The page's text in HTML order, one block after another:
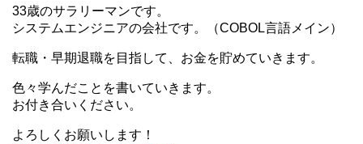
33歳のサラリーマンです。
システムエンジニアの会社です。（COBOL言語メイン）
転職・早期退職を目指して、お金を貯めていきます。
色々学んだことを書いていきます。
お付き合いください。
よろしくお願いします！